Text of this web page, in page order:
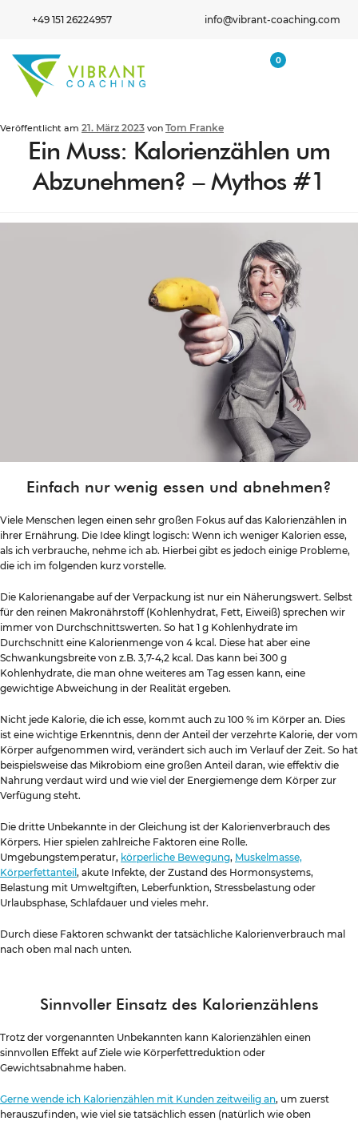
info@vibrant-coaching.com
+49 151 26224957
0
Veröffentlicht am 21. März 2023 von Tom Franke
Ein Muss: Kalorienzählen um
Abzunehmen? – Mythos #1
Einfach nur wenig essen und abnehmen?
Viele Menschen legen einen sehr großen Fokus auf das Kalorienzählen in
ihrer Ernährung. Die Idee klingt logisch: Wenn ich weniger Kalorien esse,
als ich verbrauche, nehme ich ab. Hierbei gibt es jedoch einige Probleme,
die ich im folgenden kurz vorstelle.
Die Kalorienangabe auf der Verpackung ist nur ein Näherungswert. Selbst
für den reinen Makronährstoff (Kohlenhydrat, Fett, Eiweiß) sprechen wir
immer von Durchschnittswerten. So hat 1 g Kohlenhydrate im
Durchschnitt eine Kalorienmenge von 4 kcal. Diese hat aber eine
Schwankungsbreite von z.B. 3,7-4,2 kcal. Das kann bei 300 g
Kohlenhydrate, die man ohne weiteres am Tag essen kann, eine
gewichtige Abweichung in der Realität ergeben.
Nicht jede Kalorie, die ich esse, kommt auch zu 100 % im Körper an. Dies
ist eine wichtige Erkenntnis, denn der Anteil der verzehrte Kalorie, der vom
Körper aufgenommen wird, verändert sich auch im Verlauf der Zeit. So hat
beispielsweise das Mikrobiom eine großen Anteil daran, wie effektiv die
Nahrung verdaut wird und wie viel der Energiemenge dem Körper zur
Verfügung steht.
Die dritte Unbekannte in der Gleichung ist der Kalorienverbrauch des
Körpers. Hier spielen zahlreiche Faktoren eine Rolle.
Umgebungstemperatur, körperliche Bewegung, Muskelmasse,
Körperfettanteil , akute Infekte, der Zustand des Hormonsystems,
Belastung mit Umweltgiften, Leberfunktion, Stressbelastung oder
Urlaubsphase, Schlafdauer und vieles mehr.
Durch diese Faktoren schwankt der tatsächliche Kalorienverbrauch mal
nach oben mal nach unten.
Sinnvoller Einsatz des Kalorienzählens
Trotz der vorgenannten Unbekannten kann Kalorienzählen einen
sinnvollen Effekt auf Ziele wie Körperfettreduktion oder
Gewichtsabnahme haben.
Gerne wende ich Kalorienzählen mit Kunden zeitweilig an, um zuerst
herauszufinden, wie viel sie tatsächlich essen (natürlich wie oben